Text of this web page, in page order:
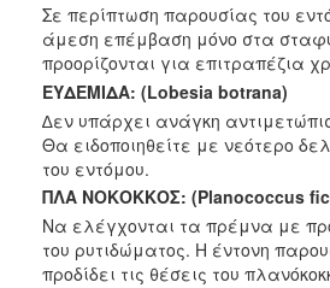
Σε περίπτωση παρουσίας του
άμεση επέμβαση μόνο στα
προορίζονται για επιτραπέζια
ΕΥΔΕΜΙΔΑ: (Lobesia botrana)
∆εν υπάρχει ανάγκη
Θα ειδοποιηθείτε με νεότερο
του εντόμου.
ΠΛΑ ΝΟΚΟΚΚΟΣ: (Planococcus
Να ελέγχονται τα πρέμνα με
του ρυτιδώματος. Η έντονη
προδίδει τις θέσεις του